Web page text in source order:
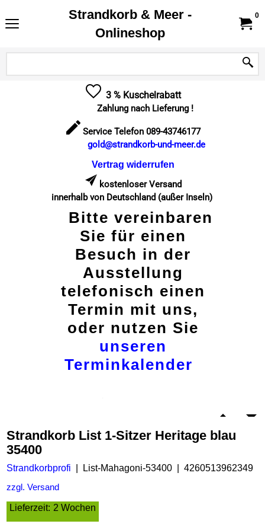
Strandkorb & Meer -
Onlineshop
0
3 % Kuschelrabatt
Zahlung nach Lieferung !
Service Telefon 089-43746177
gold@strandkorb-und-meer.de
Vertrag widerrufen
kostenloser Versand
innerhalb von Deutschland (außer Inseln)
Bitte vereinbaren
Sie für einen
Besuch in der
Ausstellung
telefonisch einen
Termin mit uns,
oder nutzen Sie
unseren
Terminkalender
Strandkorb List 1-Sitzer Heritage blau
35400
Strandkorbprofi List-Mahagoni-53400 4260513962349
zzgl. Versand
Lieferzeit: 2 Wochen